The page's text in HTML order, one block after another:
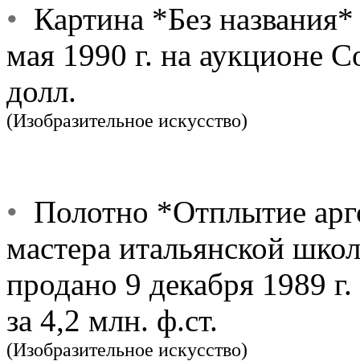
• Картина *Без
мая 1990 г. на аукционе
долл.
(Изобразительное искусство)
• Полотно *Отплытие
мастера итальянской
продано 9 декабря 1989
за 4,2 млн. ф.ст.
(Изобразительное искусство)